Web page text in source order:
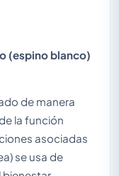
(espino blanco)
de manera
la función
asociadas
se usa de